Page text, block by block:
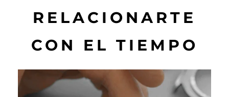
RELACIONARTE
CON EL TIEMPO